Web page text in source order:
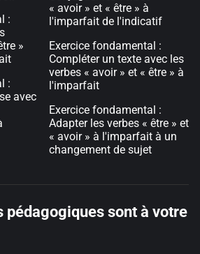
:
»
:
avec
« avoir » et « être » à
l'imparfait de l'indicatif
Exercice fondamental :
Compléter un texte avec les
verbes « avoir » et « être » à
l'imparfait
Exercice fondamental :
Adapter les verbes « être » et
« avoir » à l'imparfait à un
changement de sujet
pédagogiques sont à votre